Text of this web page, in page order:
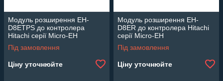
Модуль розширення EH-
D8ETPS до контролера
Hitachi серії Micro-EH
Під замовлення
Ціну уточнюйте
Модуль розширення EH-
D8ER до контролера Hitachi
серії Micro-EH
Під замовлення
Ціну уточнюйте